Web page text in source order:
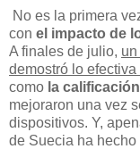
No es la primera
con el impacto de
A finales de julio,
demostró lo
como la
mejoraron una vez
dispositivos. Y,
de Suecia ha hecho